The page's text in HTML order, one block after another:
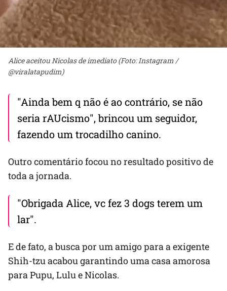
Alice aceitou Nicolas de imediato (Foto: Instagram /
@viralatapudim)
"Ainda bem q não é ao contrário, se não
seria rAUcismo", brincou um seguidor,
fazendo um trocadilho canino.
Outro comentário focou no resultado positivo de
toda a jornada.
"Obrigada Alice, vc fez 3 dogs terem um
lar".
E de fato, a busca por um amigo para a exigente
Shih-tzu acabou garantindo uma casa amorosa
para Pupu, Lulu e Nicolas.